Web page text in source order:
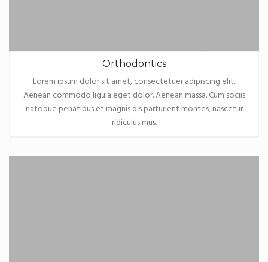
Orthodontics
Lorem ipsum dolor sit amet, consectetuer adipiscing elit.
Aenean commodo ligula eget dolor. Aenean massa. Cum sociis
natoque penatibus et magnis dis parturient montes, nascetur
ridiculus mus.